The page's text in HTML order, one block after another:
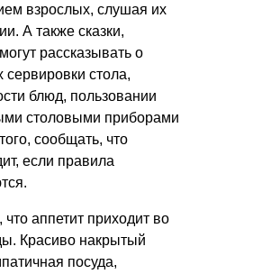
взрослых, слушая их
А также сказки,
рассказывать о
сервировки стола,
блюд, пользовании
столовыми приборами
сообщать, что
если правила
аппетит приходит во
Красиво накрытый
посуда,